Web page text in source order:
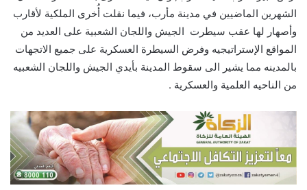
الشهرين الماضيين في مدينة مأرب، فيما نقلت أُخرى الملكية لأقارب
وأصهار لها عقب سيطرت الجيش واللجان الشعبية على العديد من
المواقع الإستراتيجيه وفرض السيطرة العسكرية على جميع الاتجهات
بالمدينه مما يشير الى سقوط المدينة بأيدي الجيش واللجان الشعبيه
من الناحيه العلمية والعسكرية .